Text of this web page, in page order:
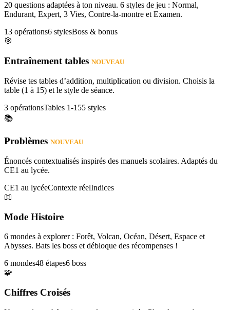
20 questions adaptées à ton niveau. 6 styles de jeu : Normal,
Endurant, Expert, 3 Vies, Contre-la-montre et Examen.
13 opérations6 stylesBoss & bonus
🎯
Entraînement tables NOUVEAU
Révise tes tables d’addition, multiplication ou division. Choisis la
table (1 à 15) et le style de séance.
3 opérationsTables 1-155 styles
📚
Problèmes NOUVEAU
Énoncés contextualisés inspirés des manuels scolaires. Adaptés du
CE1 au lycée.
CE1 au lycéeContexte réelIndices
📖
Mode Histoire
6 mondes à explorer : Forêt, Volcan, Océan, Désert, Espace et
Abysses. Bats les boss et débloque des récompenses !
6 mondes48 étapes6 boss
🧩
Chiffres Croisés